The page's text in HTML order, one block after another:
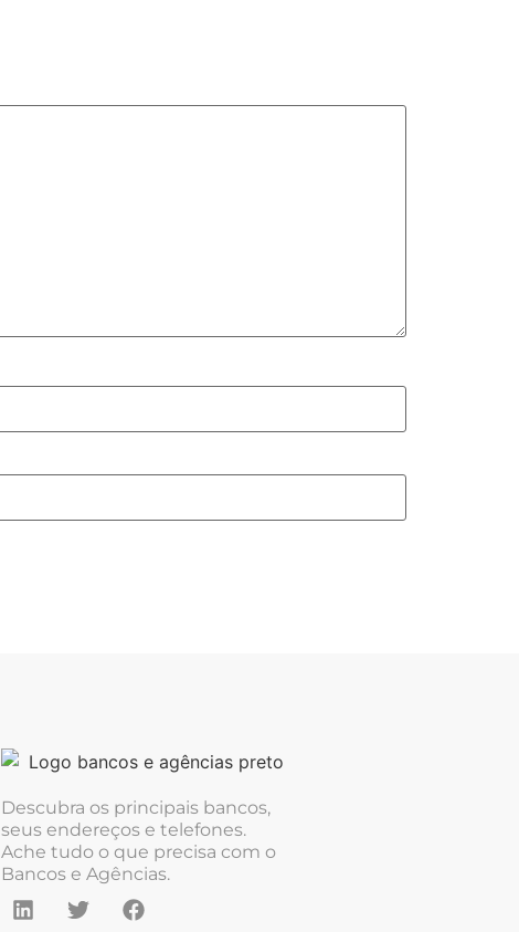
Descubra os principais bancos,
seus endereços e telefones.
Ache tudo o que precisa com o
Bancos e Agências.